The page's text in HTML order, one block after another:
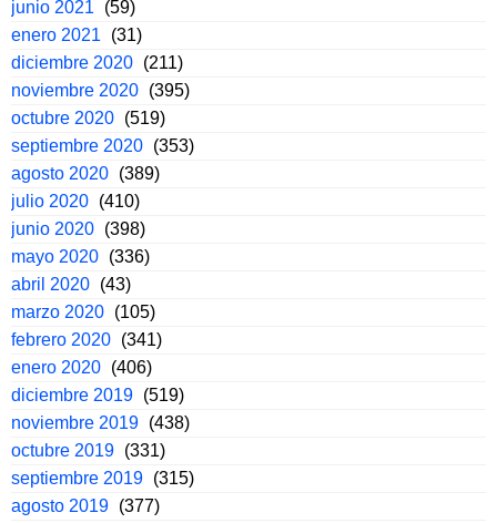
junio 2021
(59)
enero 2021
(31)
diciembre 2020 (211)
noviembre 2020 (395)
octubre 2020 (519)
septiembre 2020 (353)
agosto 2020 (389)
julio 2020 (410)
junio 2020 (398)
mayo 2020 (336)
abril 2020 (43)
marzo 2020 (105)
febrero 2020 (341)
enero 2020 (406)
diciembre 2019 (519)
noviembre 2019 (438)
octubre 2019 (331)
septiembre 2019 (315)
agosto 2019 (377)